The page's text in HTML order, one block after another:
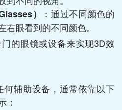
）
：通过不同颜色的
眼看到的不同颜色。
的眼镜或设备来实现3D效
辅助设备，通常依靠以下
：